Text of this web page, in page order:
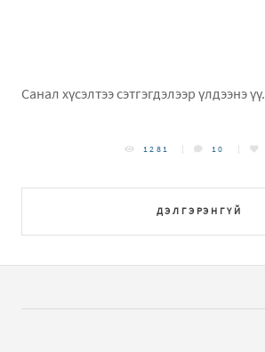
Санал хүсэлтээ сэтгэгдэлээр үлдээнэ үү.
ДЭЛГЭРЭНГҮЙ
1281 10